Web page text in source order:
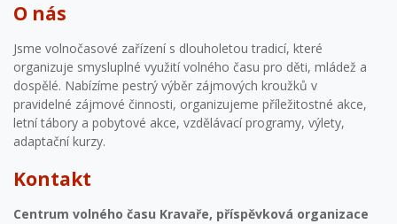
O nás
Jsme volnočasové zařízení s dlouholetou tradicí, které
organizuje smysluplné využití volného času pro děti, mládež a
dospělé. Nabízíme pestrý výběr zájmových kroužků v
pravidelné zájmové činnosti, organizujeme příležitostné akce,
letní tábory a pobytové akce, vzdělávací programy, výlety,
adaptační kurzy.
Kontakt
Centrum volného času Kravaře, příspěvková organizace